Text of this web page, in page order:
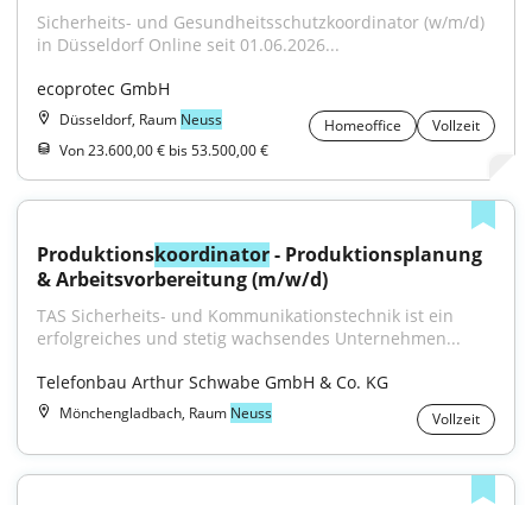
Sicherheits- und Gesundheitsschutzkoordinator (w/m/d)
in Düsseldorf Online seit 01.06.2026...
ecoprotec GmbH
Düsseldorf, Raum Neuss Homeoffice
Vollzeit
Von 23.600,00 € bis 53.500,00 €
Produktionskoordinator - Produktionsplanung
& Arbeitsvorbereitung (m/w/d)
TAS Sicherheits- und Kommunikationstechnik ist ein
erfolgreiches und stetig wachsendes Unternehmen...
Telefonbau Arthur Schwabe GmbH & Co. KG
Mönchengladbach, Raum Neuss Vollzeit